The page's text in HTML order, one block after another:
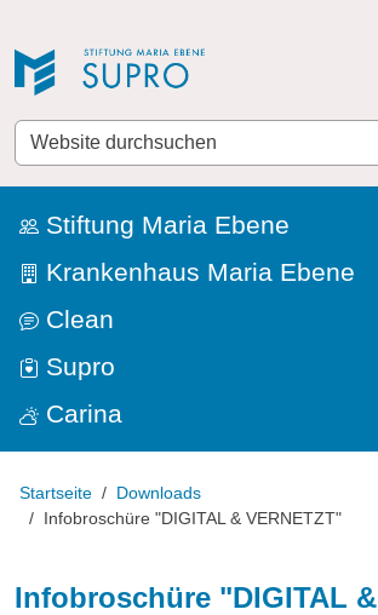
Website
durchsuchen
Stiftung Maria Ebene
Krankenhaus Maria Ebene
Clean
Supro
Carina
Startseite
Downloads
Infobroschüre "DIGITAL & VERNETZT"
Infobroschüre "DIGITAL &